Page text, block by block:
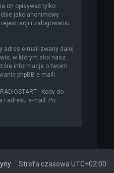
on opisywać tylko
jako anonimowy
rejestracji i zalogowaniu
adres e-mail zwany dalej
w którym stoi nasz
informacje o twoim
phpBB e-maili.
- Kody do
i adresu e-mail. Po
Strefa czasowa UTC+02:00